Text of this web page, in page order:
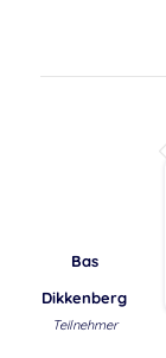
Bas
Dikkenberg
Teilnehmer